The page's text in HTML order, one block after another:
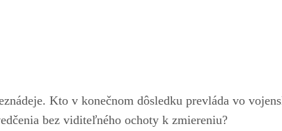
Kto v konečnom dôsledku prevláda vo
bez viditeľného ochoty k zmiereniu?